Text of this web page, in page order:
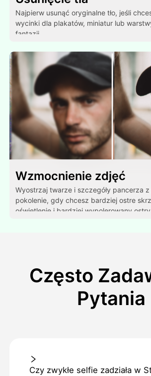
Najpierw usunąć oryginalne tło, jeśli
wycinki dla plakatów, miniatur lub
fantazji.
Wzmocnienie zdjęć
Wyostrzaj twarze i szczegóły pancerza
pokolenie, gdy chcesz bardziej ostre
oświetlenie i bardziej wypolerowany
Często
Pytania
Czy zwykłe selfie zadziała w